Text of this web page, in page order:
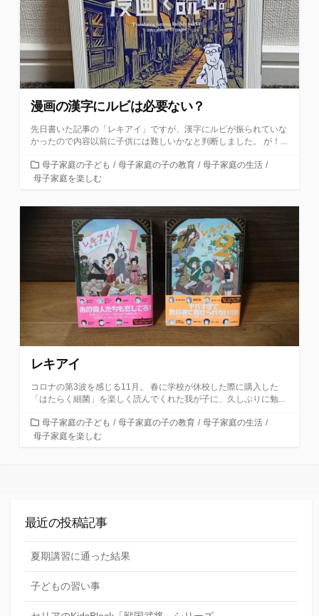
漫画の漢字にルビは必要ない？
先日書いた記事の「レキアイ」ですが、漢字にルビが振られていな
かったので内容以前に子供には難しいかなと判断しました。 が！...
カ
テ
リ
母子家庭の子ども / 母子家庭の子の教育 / 母子家庭の生活 /
母子家庭を楽しむ
レキアイ
コロナの第3波を感じる11月。 春に学校が休校した際に購入した
「はたらく細菌」を楽しく読んでくれた我が子に、久しぶりに勉...
カ
テ
母子家庭の子ども / 母子家庭の子の教育 / 母子家庭の生活 /
母子家庭を楽しむ
最近の投稿記事
夏期講習に通った結果
子どもの習い事